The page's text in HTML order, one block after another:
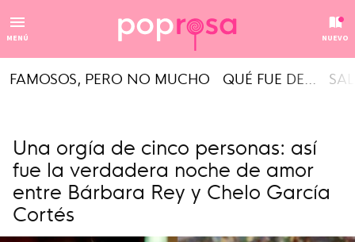
MENÚ NUEVO
FAMOSOS, PERO NO MUCHO QUÉ FUE DE...
Una orgía de cinco personas: así
fue la verdadera noche de amor
entre Bárbara Rey y Chelo García
Cortés